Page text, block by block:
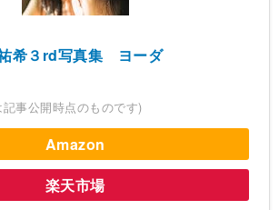
希３rd写真集 ヨーダ
事公開時点のものです)
Amazon
楽天市場